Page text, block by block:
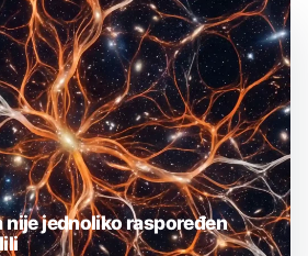
nije jednoliko raspoređen